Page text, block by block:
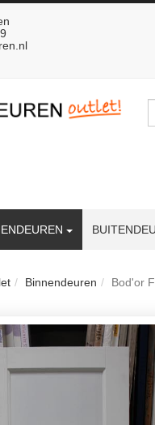
Binnendeuren Bod'or